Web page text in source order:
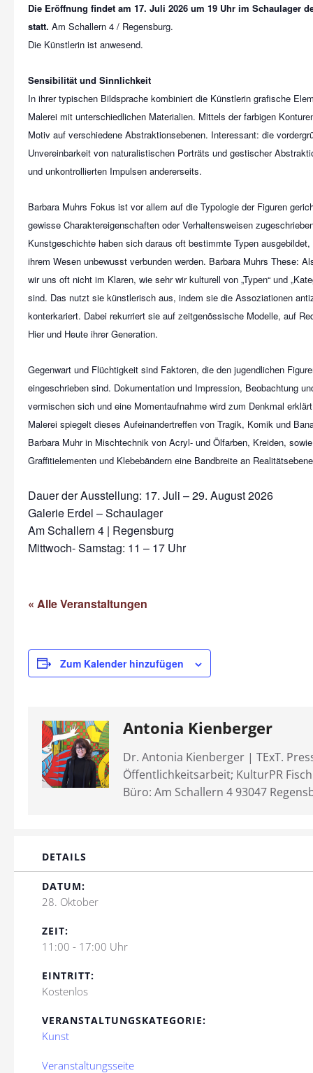
Die Eröffnung findet am 17. Juli 2026 um 19 Uhr im Schaulager
statt. Am Schallern 4 / Regensburg.
Die Künstlerin ist anwesend.
Sensibilität und Sinnlichkeit
In ihrer typischen Bildsprache kombiniert die Künstlerin grafische
Malerei mit unterschiedlichen Materialien. Mittels der farbigen
Motiv auf verschiedene Abstraktionsebenen. Interessant: die
Unvereinbarkeit von naturalistischen Porträts und gestischer
und unkontrollierten Impulsen andererseits.
Barbara Muhrs Fokus ist vor allem auf die Typologie der Figuren
gewisse Charaktereigenschaften oder Verhaltensweisen
Kunstgeschichte haben sich daraus oft bestimmte Typen
ihrem Wesen unbewusst verbunden werden. Barbara Muhrs These:
wir uns oft nicht im Klaren, wie sehr wir kulturell von „Typen“ und
sind. Das nutzt sie künstlerisch aus, indem sie die Assoziationen
konterkariert. Dabei rekurriert sie auf zeitgenössische Modelle, auf
Hier und Heute ihrer Generation.
Gegenwart und Flüchtigkeit sind Faktoren, die den jugendlichen
eingeschrieben sind. Dokumentation und Impression, Beobachtung
vermischen sich und eine Momentaufnahme wird zum Denkmal
Malerei spiegelt dieses Aufeinandertreffen von Tragik, Komik und
Barbara Muhr in Mischtechnik von Acryl- und Ölfarben, Kreiden,
Graffitielementen und Klebebändern eine Bandbreite an
Dauer der Ausstellung: 17. Juli – 29. August 2026
Galerie Erdel – Schaulager
Am Schallern 4 | Regensburg
Mittwoch- Samstag: 11 – 17 Uhr
« Alle Veranstaltungen
Zum Kalender hinzufügen
Antonia Kienberger
Dr. Antonia Kienberger | TExT.
Öffentlichkeitsarbeit; KulturPR
Büro: Am Schallern 4 93047
DETAILS
DATUM:
28. Oktober
ZEIT:
11:00 - 17:00 Uhr
EINTRITT:
Kostenlos
VERANSTALTUNGSKATEGORIE:
Kunst
Veranstaltungsseite